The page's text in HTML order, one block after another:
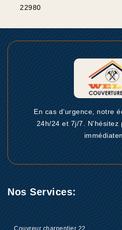
22980
En cas d’urgence, notre
24h/24 et 7j/7.
Nos Services:
Couvreur charpentier 22